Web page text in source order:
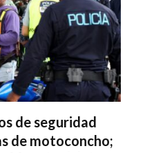
de seguridad
de motoconcho;